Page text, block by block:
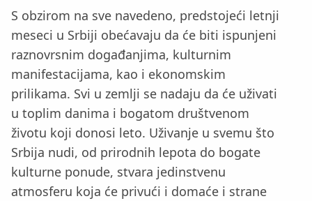
S obzirom na sve navedeno, predstojeći letnji
meseci u Srbiji obećavaju da će biti ispunjeni
raznovrsnim događanjima, kulturnim
manifestacijama, kao i ekonomskim
prilikama. Svi u zemlji se nadaju da će uživati
u toplim danima i bogatom društvenom
životu koji donosi leto. Uživanje u svemu što
Srbija nudi, od prirodnih lepota do bogate
kulturne ponude, stvara jedinstvenu
atmosferu koja će privući i domaće i strane